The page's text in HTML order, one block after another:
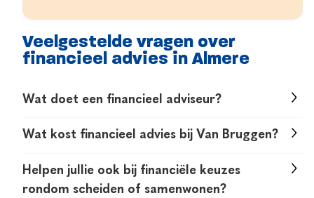
Veelgestelde vragen over
financieel advies in Almere
Wat doet een financieel adviseur?
Een financieel adviseur helpt je om slimme
keuzes te maken rond je hypotheek,
verzekeringen en toekomstplannen. In Almere
kijken we onafhankelijk naar jouw complete
Wat kost financieel advies bij Van Bruggen?
Het eerste gesprek is altijd gratis en vrijblijvend.
Tijdens dat gesprek vertellen we precies wat je
Helpen jullie ook bij financiële keuzes
rondom scheiden of samenwonen?